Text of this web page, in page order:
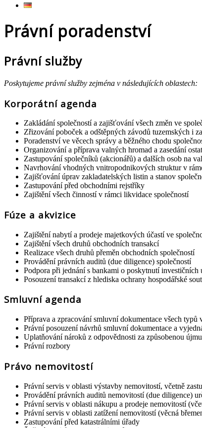
Právní poradenství
Právní služby
Poskytujeme právní služby zejména v následujících oblastech:
Korporátní agenda
Zakládání společností a zajišťování všech změn ve
Zřizování poboček a odštěpných závodů tuzemských i
Poradenství ve věcech správy a běžného chodu
Organizování a příprava valných hromad a zasedání
Zastupování společníků (akcionářů) a dalších osob na
Navrhování vhodných vnitropodnikových struktur v
Zajišťování úprav zakladatelských listin a stanov
Zastupování před obchodními rejstříky
Zajištění všech činností v rámci likvidace společností
Fúze a akvizice
Zajištění nabytí a prodeje majetkových účastí ve
Zajištění všech druhů obchodních transakcí
Realizace všech druhů přeměn obchodních společností
Provádění právních auditů (due diligence) společností
Podpora při jednání s bankami o poskytnutí investičních
Posouzení transakcí z hlediska ochrany hospodářské
Smluvní agenda
Příprava a zpracování smluvní dokumentace všech typů
Právní posouzení návrhů smluvní dokumentace a
Uplatňování nároků z odpovědnosti za způsobenou
Právní rozbory
Právo nemovitostí
Právní servis v oblasti výstavby nemovitostí, včetně
Provádění právních auditů nemovitostí (due diligence)
Právní servis v oblasti nákupu a prodeje nemovitostí
Právní servis v oblasti zatížení nemovitostí (věcná
Zastupování před katastrálními úřady